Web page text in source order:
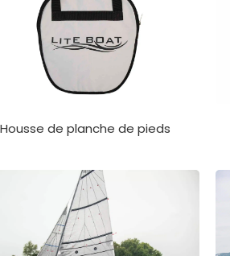
Housse de planche de pieds